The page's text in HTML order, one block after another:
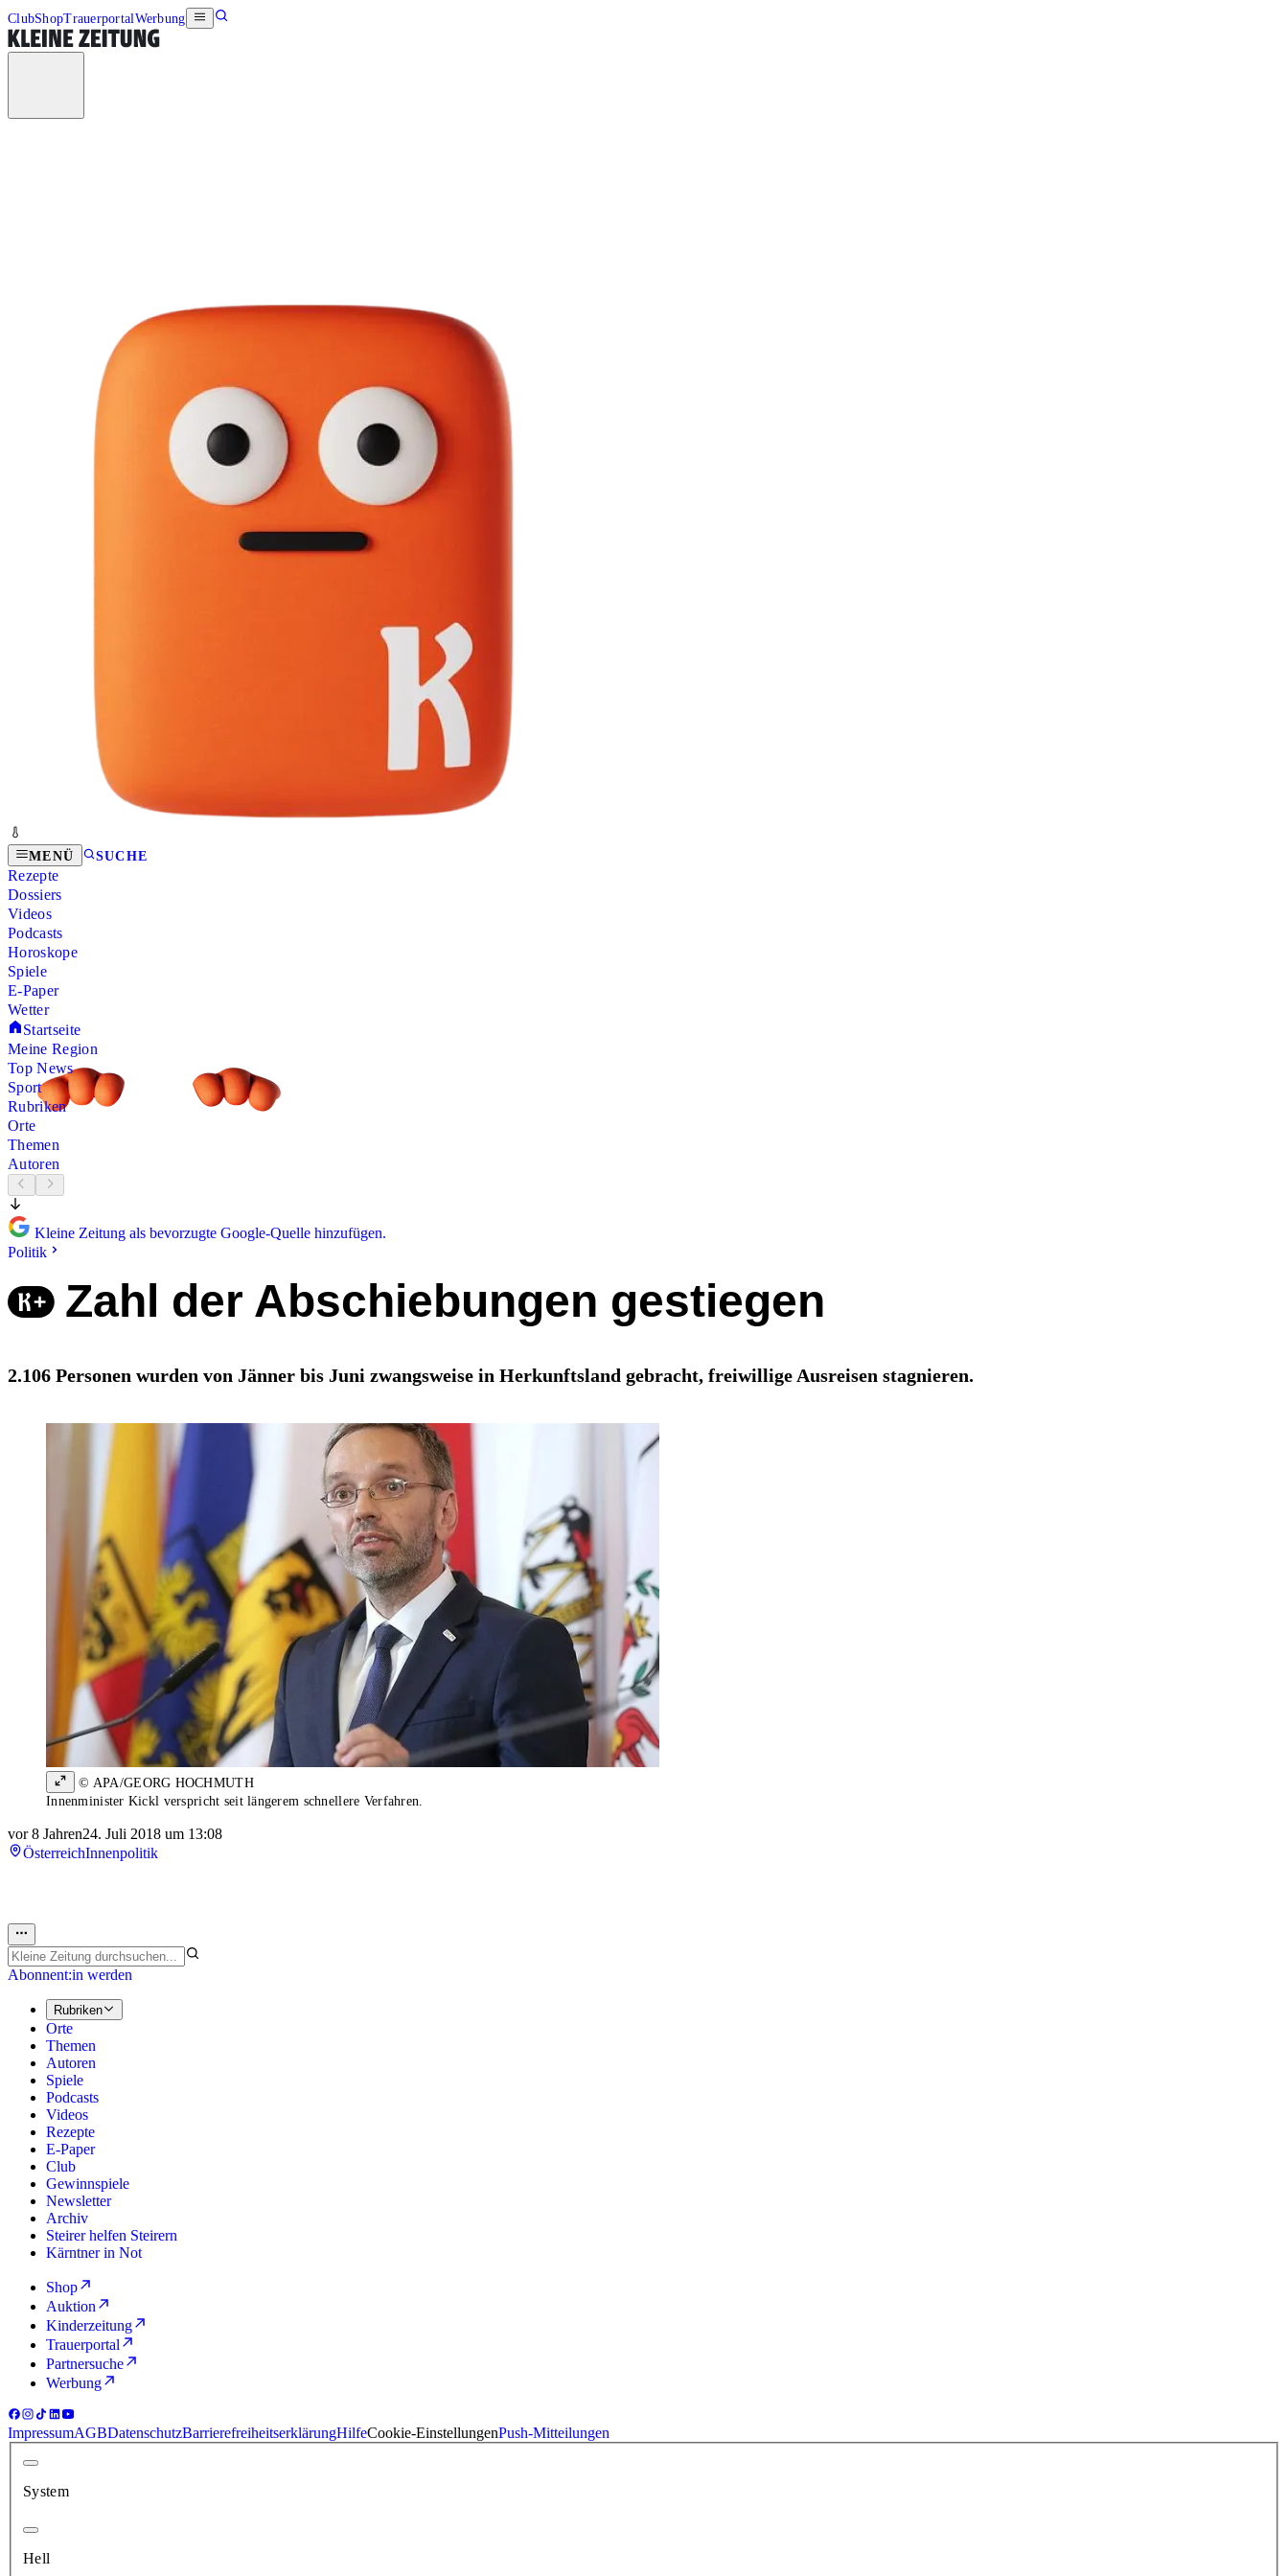
ClubShopTrauerportalWerbung
MENÜ SUCHE
Rezepte
Dossiers
Videos
Podcasts
Horoskope
Spiele
E-Paper
Wetter
Startseite
Meine Region
Top News
Sport
Rubriken
Orte
Themen
Autoren
Kleine Zeitung als bevorzugte Google-Quelle hinzufügen.
Politik
Zahl der Abschiebungen gestiegen
2.106 Personen wurden von Jänner bis Juni zwangsweise in Herkunftsland gebracht, freiwillige Ausreisen stagnieren.
© APA/GEORG HOCHMUTH
Innenminister Kickl verspricht seit längerem schnellere Verfahren.
vor 8 Jahren24. Juli 2018 um 13:08
ÖsterreichInnenpolitik
Abonnent:in werden
Rubriken
Orte
Themen
Autoren
Spiele
Podcasts
Videos
Rezepte
E-Paper
Club
Gewinnspiele
Newsletter
Archiv
Steirer helfen Steirern
Kärntner in Not
Shop
Auktion
Kinderzeitung
Trauerportal
Partnersuche
Werbung
ImpressumAGBDatenschutzBarrierefreiheitserklärungHilfeCookie-EinstellungenPush-Mitteilungen
System
Hell